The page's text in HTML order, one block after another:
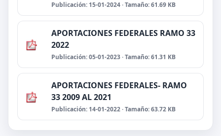
Publicación: 15-01-2024 · Tamaño: 61.69 KB
APORTACIONES FEDERALES RAMO 33
2022
Publicación: 05-01-2023 · Tamaño: 61.31 KB
APORTACIONES FEDERALES- RAMO
33 2009 AL 2021
Publicación: 14-01-2022 · Tamaño: 63.72 KB